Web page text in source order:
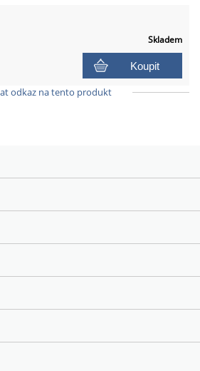
Skladem
Koupit
odkaz na tento produkt